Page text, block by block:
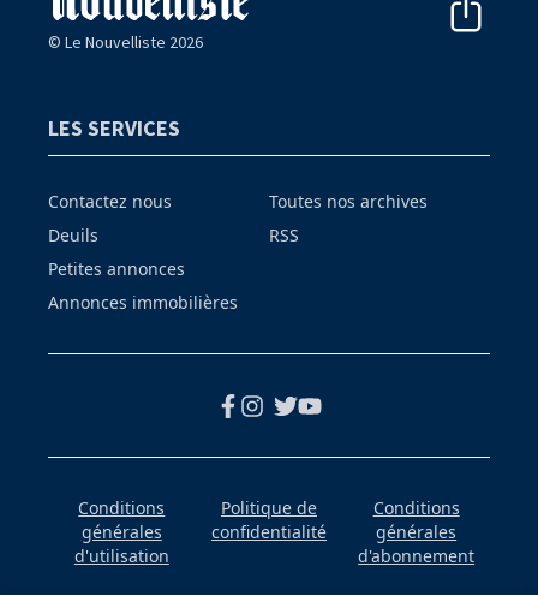
© Le Nouvelliste 2026
LES SERVICES
Contactez nous
Deuils
Petites annonces
Annonces immobilières
Toutes nos archives
RSS
Conditions
générales
d'utilisation
Politique de
confidentialité
Conditions
générales
d'abonnement